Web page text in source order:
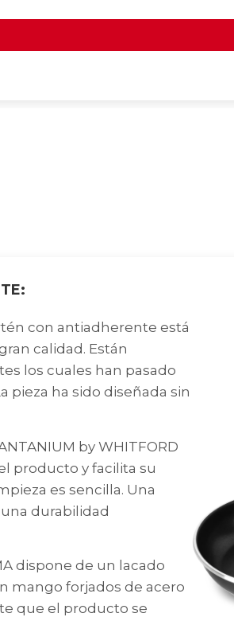
con antiadherente está
calidad. Están
los cuales han pasado
pieza ha sido diseñada sin
by WHITFORD
producto y facilita su
es sencilla. Una
durabilidad
dispone de un lacado
mango forjados de acero
que el producto se